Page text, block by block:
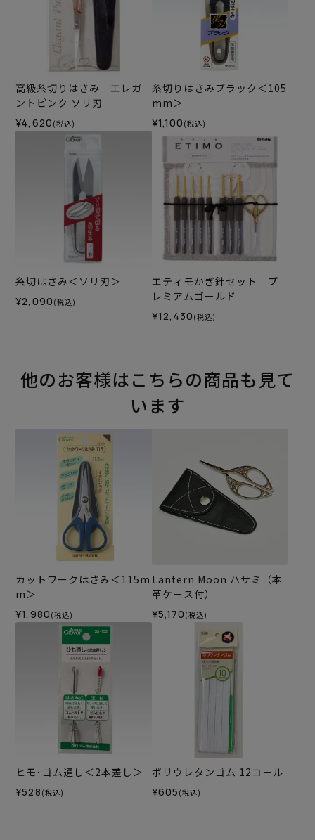
高級糸切りはさみ エレガ
ントピンク ソリ刃
¥4,620 (税込)
糸切りはさみブラック＜105
mm＞
¥1,100 (税込)
糸切はさみ＜ソリ刃＞
¥2,090 (税込)
エティモかぎ針セット プ
レミアムゴールド
¥12,430 (税込)
他のお客様はこちらの商品も見て
います
カットワークはさみ＜115m
m＞
¥1,980 (税込)
Lantern Moon ハサミ（本
革ケース付）
¥5,170 (税込)
ヒモ･ゴム通し＜2本差し＞
¥528 (税込)
ポリウレタンゴム 12コ－ル
¥605 (税込)